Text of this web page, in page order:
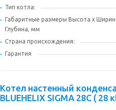
Тип котла:
Габаритные размеры Высота х
Глубина, мм
Страна происхождения:
Гарантия
Котел настенный
BLUEHELIX SIGMA 28C (